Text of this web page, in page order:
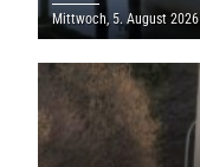
Mittwoch, 5. August 2026